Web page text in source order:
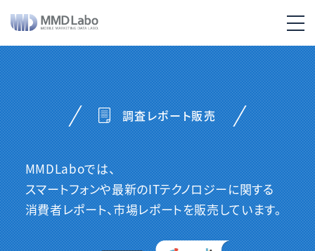
調査レポート販売
MMDLaboでは、
スマートフォンや最新のITテクノロジーに関する
消費者レポート、市場レポートを販売しています。